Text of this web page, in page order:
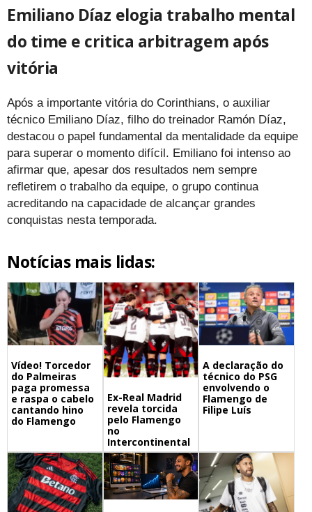
Emiliano Díaz elogia trabalho mental
do time e critica arbitragem após
vitória
Após a importante vitória do Corinthians, o auxiliar
técnico Emiliano Díaz, filho do treinador Ramón Díaz,
destacou o papel fundamental da mentalidade da equipe
para superar o momento difícil. Emiliano foi intenso ao
afirmar que, apesar dos resultados nem sempre
refletirem o trabalho da equipe, o grupo continua
acreditando na capacidade de alcançar grandes
conquistas nesta temporada.
Notícias mais lidas:
Vídeo! Torcedor
do Palmeiras
paga promessa
e raspa o cabelo
cantando hino
do Flamengo
Ex-Real Madrid
revela torcida
pelo Flamengo
no
Intercontinental
A declaração do
técnico do PSG
envolvendo o
Flamengo de
Filipe Luís